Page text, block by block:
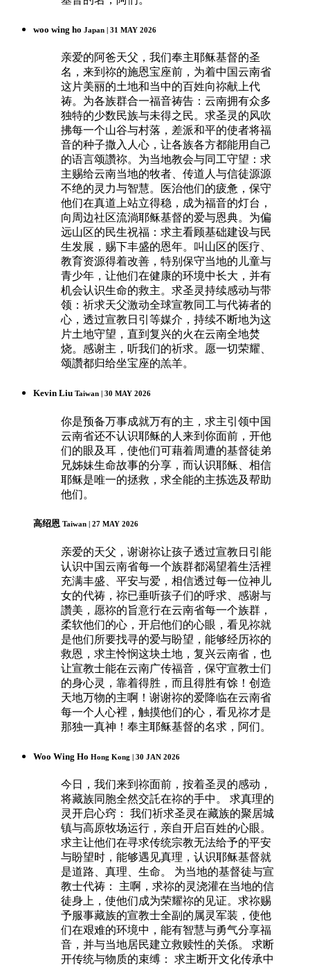
woo wing ho Japan | 31 MAY 2026
亲爱的阿爸天父，我们奉主耶稣基督的圣
名，来到祢的施恩宝座前，为着中国云南省
这片美丽的土地和当中的百姓向祢献上代
祷。为各族群合一福音祷告：云南拥有众多
独特的少数民族与未得之民。求圣灵的风吹
拂每一个山谷与村落，差派和平的使者将福
音的种子撒入人心，让各族各方都能用自己
的语言颂讚祢。为当地教会与同工守望：求
主赐给云南当地的牧者、传道人与信徒源源
不绝的灵力与智慧。医治他们的疲惫，保守
他们在真道上站立得稳，成为福音的灯台，
向周边社区流淌耶稣基督的爱与恩典。为偏
远山区的民生祝福：求主看顾基础建设与民
生发展，赐下丰盛的恩年。叫山区的医疗、
教育资源得着改善，特别保守当地的儿童与
青少年，让他们在健康的环境中长大，并有
机会认识生命的救主。求圣灵持续感动与带
领：祈求天父激动全球宣教同工与代祷者的
心，透过宣教日引等媒介，持续不断地为这
片土地守望，直到复兴的火在云南全地焚
烧。感谢主，听我们的祈求。愿一切荣耀、
颂讚都归给坐宝座的羔羊。
Kevin Liu Taiwan | 30 MAY 2026
你是预备万事成就万有的主，求主引领中国
云南省还不认识耶稣的人来到你面前，开他
们的眼及耳，使他们可藉着周遭的基督徒弟
兄姊妹生命故事的分享，而认识耶稣、相信
耶稣是唯一的拯救，求全能的主拣选及帮助
他们。
高绍恩 Taiwan | 27 MAY 2026
亲爱的天父，谢谢祢让孩子透过宣教日引能
认识中国云南省每一个族群都渴望着生活裡
充满丰盛、平安与爱，相信透过每一位神儿
女的代祷，祢已垂听孩子们的呼求、感谢与
讚美，愿祢的旨意行在云南省每一个族群，
柔软他们的心，开启他们的心眼，看见祢就
是他们所要找寻的爱与盼望，能够经历祢的
救恩，求主怜悯这块土地，复兴云南省，也
让宣教士能在云南广传福音，保守宣教士们
的身心灵，靠着得胜，而且得胜有馀！创造
天地万物的主啊！谢谢祢的爱降临在云南省
每一个人心裡，触摸他们的心，看见祢才是
那独一真神！奉主耶稣基督的名求，阿们。
Woo Wing Ho Hong Kong | 30 JAN 2026
今日，我们来到祢面前，按着圣灵的感动，
将藏族同胞全然交託在祢的手中。 求真理的
灵开启心窍： 我们祈求圣灵在藏族的聚居城
镇与高原牧场运行，亲自开启百姓的心眼。
求主让他们在寻求传统宗教无法给予的平安
与盼望时，能够遇见真理，认识耶稣基督就
是道路、真理、生命。 为当地的基督徒与宣
教士代祷： 主啊，求祢的灵浇灌在当地的信
徒身上，使他们成为荣耀祢的见证。求祢赐
予服事藏族的宣教士全副的属灵军装，使他
们在艰难的环境中，能有智慧与勇气分享福
音，并与当地居民建立救赎性的关係。 求断
开传统与物质的束缚： 求主断开文化传承中